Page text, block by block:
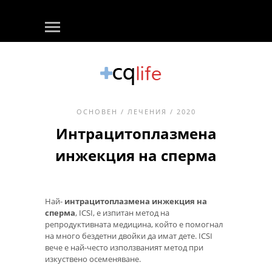
ОСНОВЕН / ЛЕЧЕНИЯ / 2020
Интрацитоплазмена
инжекция на сперма
Най- интрацитоплазмена инжекция на
сперма, ICSI, е изпитан метод на
репродуктивната медицина, който е помогнал
на много бездетни двойки да имат дете. ICSI
вече е най-често използваният метод при
изкуствено осеменяване.